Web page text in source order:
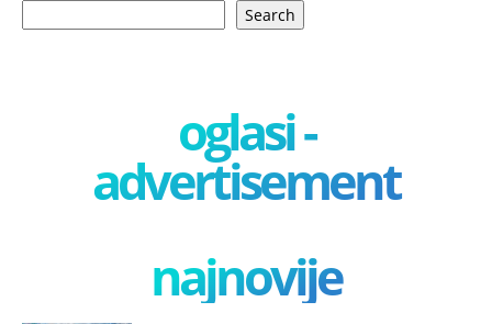
Search
oglasi -
advertisement
najnovije